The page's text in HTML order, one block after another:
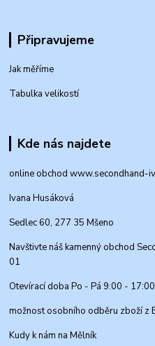
Připravujeme
Jak měříme
Tabulka velikostí
Kde nás najdete
online obchod www.secondhand-
Ivana Husáková
Sedlec 60, 277 35 Mšeno
Navštivte náš kamenný obchod
01
Otevírací doba Po - Pá 9:00 - 17:00
možnost osobního odběru zboží z
Kudy k nám na Mělník